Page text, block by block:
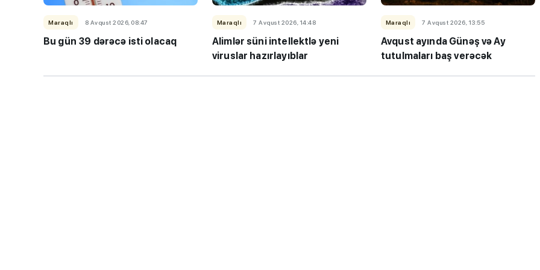
Maraqlı 8 Avqust 2026, 08:47
Bu gün 39 dərəcə isti olacaq
Maraqlı 7 Avqust 2026, 14:48
Alimlər süni intellektlə yeni
viruslar hazırlayıblar
Maraqlı 7 Avqust 2026, 13:55
Avqust ayında Günəş və Ay
tutulmaları baş verəcək